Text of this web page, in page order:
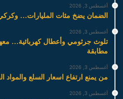
أغسطس 3, 2026
الضمان يضخ مئات المليارات…
أغسطس 3, 2026
تلوث جرثومي وأعطال كهربائية…
مطابقة
أغسطس 3, 2026
من يمنع ارتفاع اسعار السلع والمواد
أغسطس 3, 2026